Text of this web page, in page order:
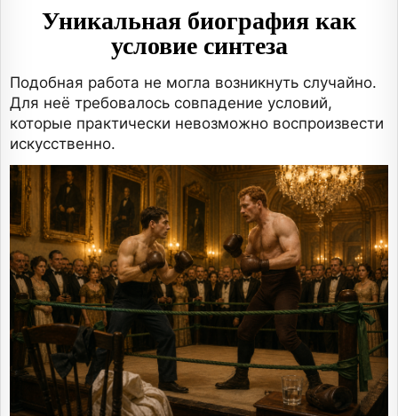
Уникальная биография как
условие синтеза
Подобная работа не могла возникнуть случайно.
Для неё требовалось совпадение условий,
которые практически невозможно воспроизвести
искусственно.